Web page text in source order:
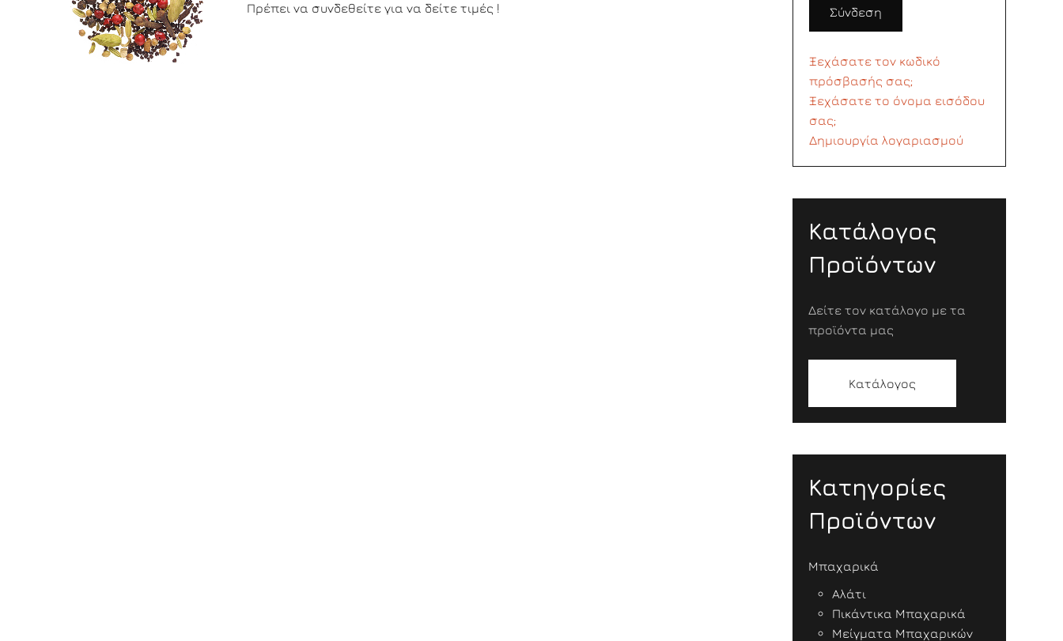
Πρέπει να συνδεθείτε για να δείτε τιμές ! Σύνδεση
Ξεχάσατε τον κωδικό
πρόσβασής σας;
Ξεχάσατε το όνομα εισόδου
σας;
Δημιουργία λογαριασμού
Κατάλογος
Προϊόντων
Δείτε τον κατάλογο με τα
προϊόντα μας
Κατάλογος
Κατηγορίες
Προϊόντων
Μπαχαρικά
Αλάτι
Πικάντικα Μπαχαρικά
Μείγματα Μπαχαρικών